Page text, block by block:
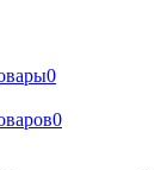
0
0